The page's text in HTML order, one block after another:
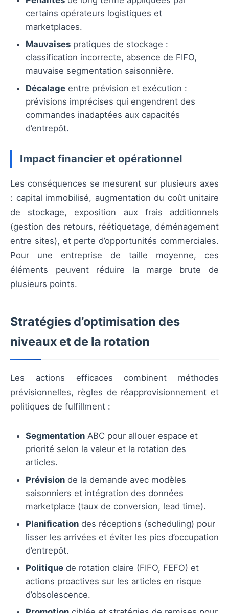
certains opérateurs logistiques et
marketplaces.
Mauvaises pratiques de stockage :
classification incorrecte, absence de FIFO,
mauvaise segmentation saisonnière.
Décalage entre prévision et exécution :
prévisions imprécises qui engendrent des
commandes inadaptées aux capacités
d’entrepôt.
Impact financier et opérationnel
Les conséquences se mesurent sur plusieurs axes
: capital immobilisé, augmentation du coût unitaire
de stockage, exposition aux frais additionnels
(gestion des retours, réétiquetage, déménagement
entre sites), et perte d’opportunités commerciales.
Pour une entreprise de taille moyenne, ces
éléments peuvent réduire la marge brute de
plusieurs points.
Stratégies d’optimisation des
niveaux et de la rotation
Les actions efficaces combinent méthodes
prévisionnelles, règles de réapprovisionnement et
politiques de fulfillment :
Segmentation ABC pour allouer espace et
priorité selon la valeur et la rotation des
articles.
Prévision de la demande avec modèles
saisonniers et intégration des données
marketplace (taux de conversion, lead time).
Planification des réceptions (scheduling) pour
lisser les arrivées et éviter les pics d’occupation
d’entrepôt.
Politique de rotation claire (FIFO, FEFO) et
actions proactives sur les articles en risque
d’obsolescence.